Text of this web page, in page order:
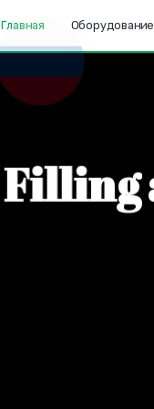
Главная Оборудование
Filling